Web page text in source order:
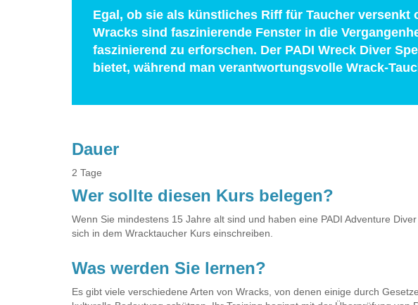
Egal, ob sie als künstliches Riff für Taucher
Wracks sind faszinierende Fenster in die
faszinierend zu erforschen. Der PADI Wreck Diver
bietet, während man verantwortungsvolle Wrack-
Dauer
2 Tage
Wer sollte diesen Kurs belegen?
Wenn Sie mindestens 15 Jahre alt sind und haben eine PADI Adventure
sich in dem Wracktaucher Kurs einschreiben.
Was werden Sie lernen?
Es gibt viele verschiedene Arten von Wracks, von denen einige durch